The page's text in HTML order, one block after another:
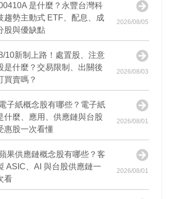
是什麼？永豐台灣科
趨勢主動式 ETF、配息、成
股與優缺點
2026/08/05
10新制上路！處置股、注意
是什麼？交易限制、出關後
買賣嗎？
2026/08/03
子紙概念股有哪些？電子紙
什麼、應用、供應鏈與台股
惠股一次看懂
2026/08/01
果供應鏈概念股有哪些？客
ASIC、AI 與台股供應鏈一
看
2026/08/01